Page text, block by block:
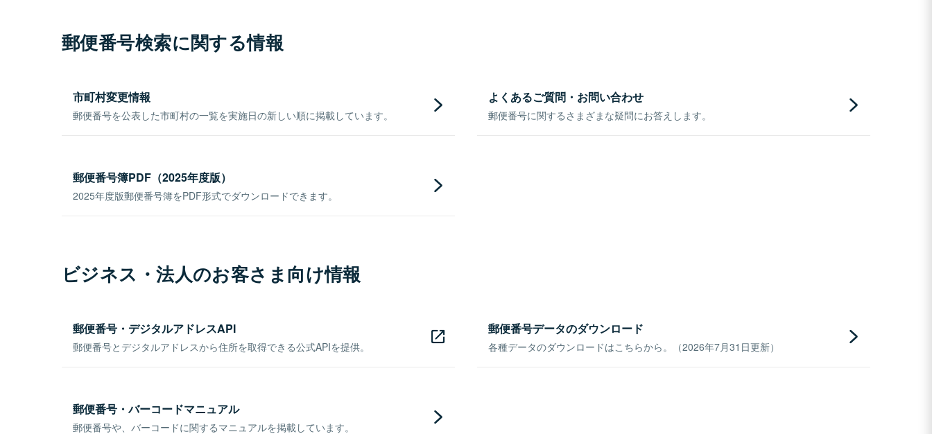
郵便番号検索に関する情報
市町村変更情報
郵便番号を公表した市町村の一覧を実施日の新しい順に掲載しています。
よくあるご質問・お問い合わせ
郵便番号に関するさまざまな疑問にお答えします。
郵便番号簿PDF（2025年度版）
2025年度版郵便番号簿をPDF形式でダウンロードできます。
ビジネス・法人のお客さま向け情報
郵便番号・デジタルアドレスAPI
郵便番号とデジタルアドレスから住所を取得できる公式APIを提供。
郵便番号データのダウンロード
各種データのダウンロードはこちらから。（2026年7月31日更新）
郵便番号・バーコードマニュアル
郵便番号や、バーコードに関するマニュアルを掲載しています。